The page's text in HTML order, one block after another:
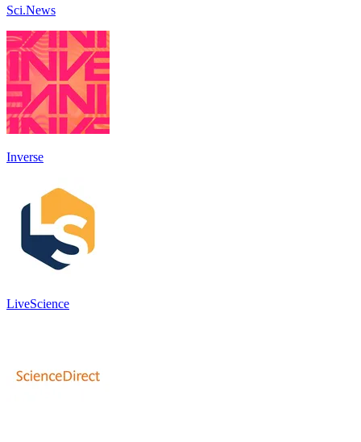
Sci.News
Inverse
LiveScience